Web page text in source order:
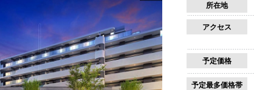
所在地
アクセス
予定価格
予定最多価格帯